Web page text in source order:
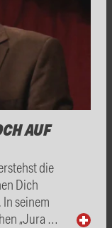
AUF
die
Dich
seinem
„Jura …